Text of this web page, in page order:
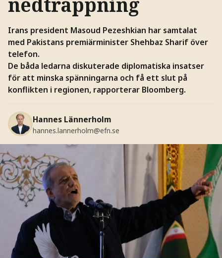
Irans president Masoud Pezeshkian har samtalat
med Pakistans premiärminister Shehbaz Sharif över
telefon.
De båda ledarna diskuterade diplomatiska insatser
för att minska spänningarna och få ett slut på
konflikten i regionen, rapporterar Bloomberg.
Hannes Lännerholm
hannes.lannerholm@efn.se